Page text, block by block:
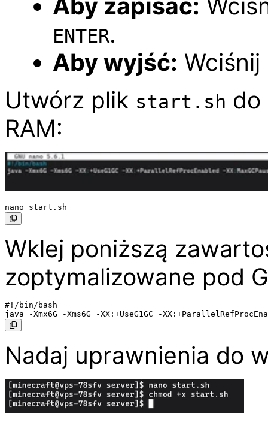
Aby zapisać:
ENTER.
Aby wyjść: Wciśnij
Utwórz plik start.sh do
RAM:
Wklej poniższą
zoptymalizowane pod
#!/bin/bash
Nadaj uprawnienia do